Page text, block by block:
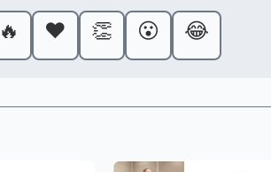
🔥 ❤️ 👏 😮 😂